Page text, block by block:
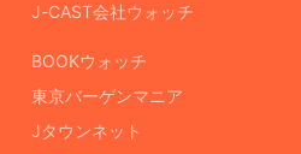
J-CAST会社ウォッチ
BOOKウォッチ
東京バーゲンマニア
Jタウンネット